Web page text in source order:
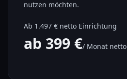
nutzen möchten.
Ab 1.497 € netto Einrichtung
ab 399 €/ Monat netto